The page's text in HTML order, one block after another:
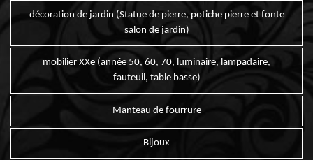
décoration de jardin (Statue de pierre, potiche pierre et fonte
salon de jardin)
mobilier XXe (année 50, 60, 70, luminaire, lampadaire,
fauteuil, table basse)
Manteau de fourrure
Bijoux